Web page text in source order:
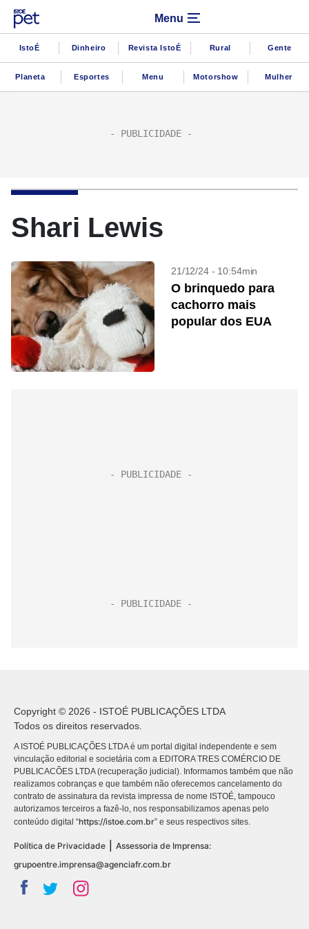
Menu
IstoÉ Dinheiro Revista IstoÉ Rural Gente
Planeta Esportes Menu Motorshow Mulher
Shari Lewis
21/12/24 - 10:54min
O brinquedo para
cachorro mais
popular dos EUA
Copyright © 2026 - ISTOÉ PUBLICAÇÕES LTDA
Todos os direitos reservados.
A ISTOÉ PUBLICAÇÕES LTDA é um portal digital independente e sem
vinculação editorial e societária com a EDITORA TRES COMÉRCIO DE
PUBLICACÕES LTDA (recuperação judicial). Informamos também que não
realizamos cobranças e que também não oferecemos cancelamento do
contrato de assinatura da revista impressa de nome ISTOÉ, tampouco
autorizamos terceiros a fazê-lo, nos responsabilizamos apenas pelo
conteúdo digital “https://istoe.com.br” e seus respectivos sites.
Política de Privacidade
Assessoria de Imprensa:
grupoentre.imprensa@agenciafr.com.br